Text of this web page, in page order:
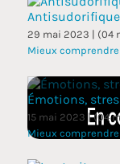
29 mai 2023 | (04
Mieux
Émotions,
15 mai 2023 | (04
Mieux